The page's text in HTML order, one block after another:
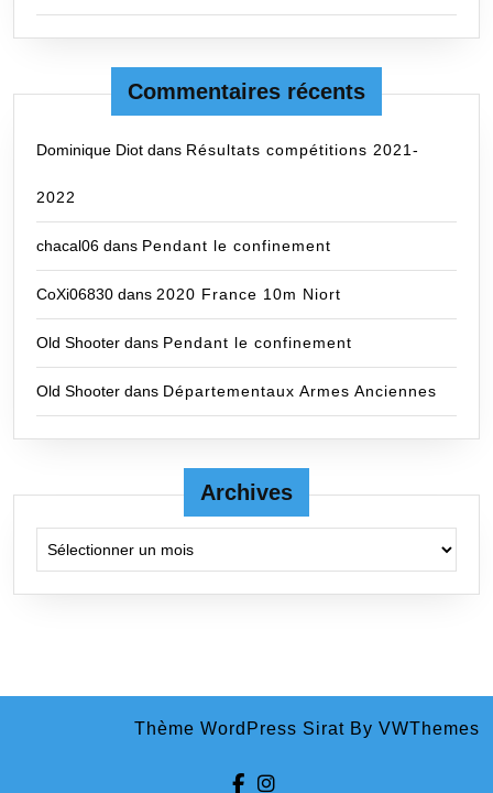
Commentaires récents
Dominique Diot dans Résultats compétitions 2021-
2022
chacal06 dans Pendant le confinement
CoXi06830 dans 2020 France 10m Niort
Old Shooter dans Pendant le confinement
Old Shooter dans Départementaux Armes Anciennes
Archives
Thème WordPress Sirat By VWThemes
Facebook
Instagram